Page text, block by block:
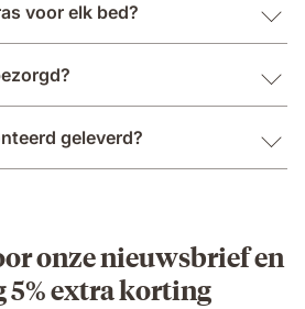
voor elk bed?
geleverd?
onze nieuwsbrief en
5% extra korting